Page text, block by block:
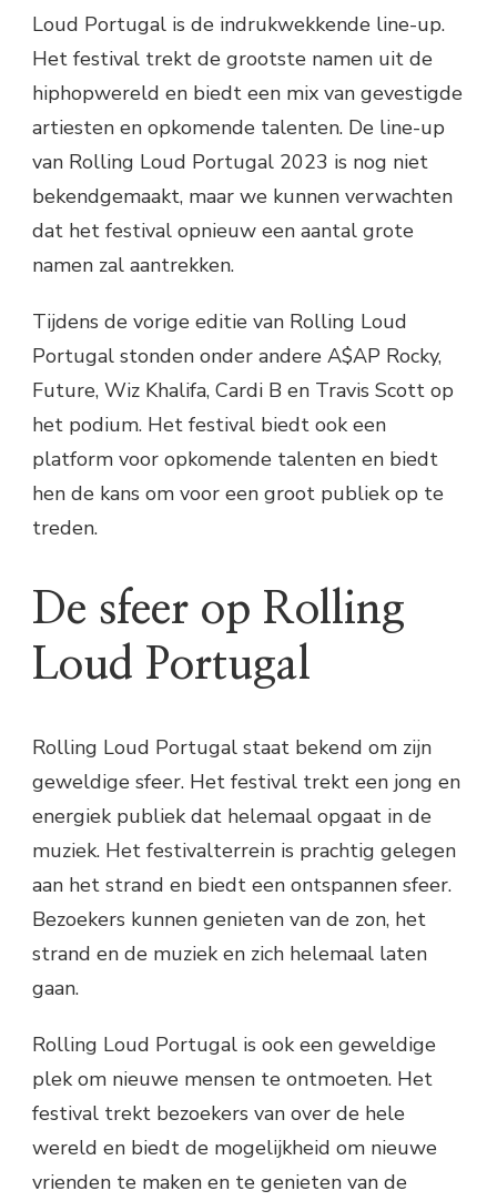
Loud Portugal is de indrukwekkende line-up.
Het festival trekt de grootste namen uit de
hiphopwereld en biedt een mix van gevestigde
artiesten en opkomende talenten. De line-up
van Rolling Loud Portugal 2023 is nog niet
bekendgemaakt, maar we kunnen verwachten
dat het festival opnieuw een aantal grote
namen zal aantrekken.
Tijdens de vorige editie van Rolling Loud
Portugal stonden onder andere A$AP Rocky,
Future, Wiz Khalifa, Cardi B en Travis Scott op
het podium. Het festival biedt ook een
platform voor opkomende talenten en biedt
hen de kans om voor een groot publiek op te
treden.
De sfeer op Rolling
Loud Portugal
Rolling Loud Portugal staat bekend om zijn
geweldige sfeer. Het festival trekt een jong en
energiek publiek dat helemaal opgaat in de
muziek. Het festivalterrein is prachtig gelegen
aan het strand en biedt een ontspannen sfeer.
Bezoekers kunnen genieten van de zon, het
strand en de muziek en zich helemaal laten
gaan.
Rolling Loud Portugal is ook een geweldige
plek om nieuwe mensen te ontmoeten. Het
festival trekt bezoekers van over de hele
wereld en biedt de mogelijkheid om nieuwe
vrienden te maken en te genieten van de